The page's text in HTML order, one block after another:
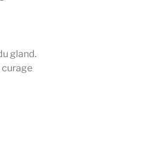
gland.
curage